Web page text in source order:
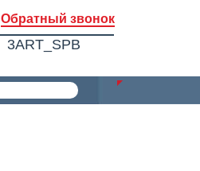
Обратный звонок
3ART_SPB